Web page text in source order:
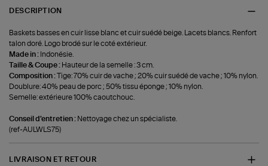
DESCRIPTION
Baskets basses en cuir lisse blanc et cuir suédé beige. Lacets blancs. Renfort
talon doré. Logo brodé sur le coté extérieur.
Made in : Indonésie.
Taille & Coupe : Hauteur de la semelle : 3 cm.
Composition :
Tige: 70% cuir de vache ; 20% cuir suédé de vache ; 10% nylon.
Doublure: 40% peau de porc ; 50% tissu éponge ; 10% nylon.
Semelle: extérieure 100% caoutchouc.
Conseil d'entretien : Nettoyage chez un spécialiste.
(ref-AULWLS75)
LIVRAISON ET RETOUR